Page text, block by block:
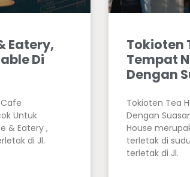
Eatery,
Di
Untuk
& Eatery ,
di Jl.
Tokioten
Tempat
Dengan
Tokioten Tea
Dengan
House
terletak di
terletak di Jl.